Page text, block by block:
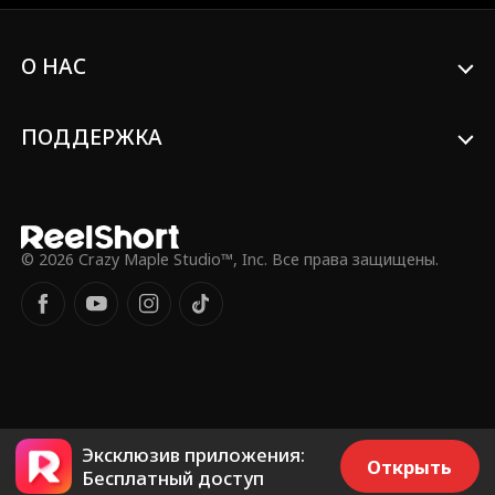
Любовь после бр
Табу
От врагов к люб
овникам
От друзей к люб
идентичность
Фиктивные отно школьная трава
О НАС
ПОДДЕРЖКА
© 2026 Crazy Maple Studio™, Inc. Все права защищены.
Эксклюзив приложения:
Бесплатный доступ
Открыть